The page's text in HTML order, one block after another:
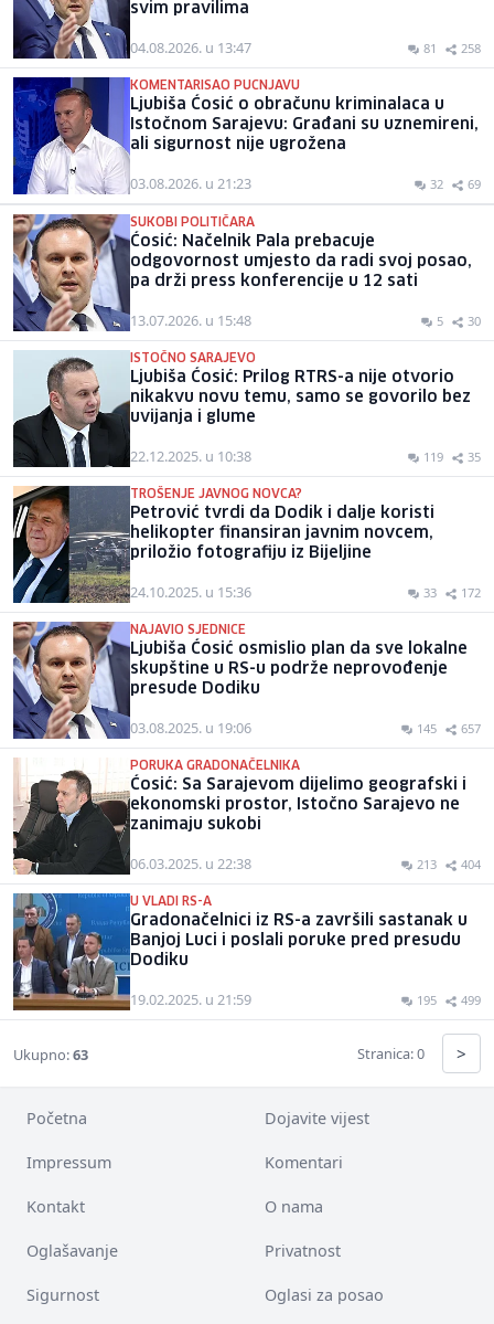
svim pravilima
04.08.2026. u 13:47 81 258
KOMENTARISAO PUCNJAVU
Ljubiša Ćosić o obračunu kriminalaca u
Istočnom Sarajevu: Građani su uznemireni,
ali sigurnost nije ugrožena
03.08.2026. u 21:23 32 69
SUKOBI POLITIČARA
Ćosić: Načelnik Pala prebacuje
odgovornost umjesto da radi svoj posao,
pa drži press konferencije u 12 sati
13.07.2026. u 15:48 5 30
ISTOČNO SARAJEVO
Ljubiša Ćosić: Prilog RTRS-a nije otvorio
nikakvu novu temu, samo se govorilo bez
uvijanja i glume
22.12.2025. u 10:38 119 35
TROŠENJE JAVNOG NOVCA?
Petrović tvrdi da Dodik i dalje koristi
helikopter finansiran javnim novcem,
priložio fotografiju iz Bijeljine
24.10.2025. u 15:36 33 172
NAJAVIO SJEDNICE
Ljubiša Ćosić osmislio plan da sve lokalne
skupštine u RS-u podrže neprovođenje
presude Dodiku
03.08.2025. u 19:06 145 657
PORUKA GRADONAČELNIKA
Ćosić: Sa Sarajevom dijelimo geografski i
ekonomski prostor, Istočno Sarajevo ne
zanimaju sukobi
06.03.2025. u 22:38 213 404
U VLADI RS-A
Gradonačelnici iz RS-a završili sastanak u
Banjoj Luci i poslali poruke pred presudu
Dodiku
19.02.2025. u 21:59 195 499
Ukupno:63 Stranica: 0 >
Početna Dojavite vijest
Impressum Komentari
Kontakt O nama
Oglašavanje Privatnost
Sigurnost Oglasi za posao